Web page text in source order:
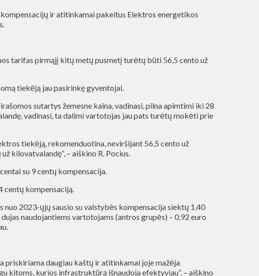
ir atitinkamai pakeitus Elektros energetikos
tarifas pirmąjį kitų metų pusmetį turėtų būti 56,5 cento už
tiekėją jau pasirinkę gyventojai.
sutartys žemesne kaina, vadinasi, pilna apimtimi iki 28
vadinasi, ta dalimi vartotojas jau pats turėtų mokėti prie
tiekėją, rekomenduotina, neviršijant 56,5 cento už
kilovatvalandę“, – aiškino R. Pocius.
su 9 centų kompensacija.
centų kompensaciją.
2023-ųjų sausio su valstybės kompensacija siektų 1,40
naudojantiems vartotojams (antros grupės) – 0,92 euro
priskiriama daugiau kaštų ir atitinkamai joje mažėja
kitoms, kurios infrastruktūrą išnaudoja efektyviau“, – aiškino